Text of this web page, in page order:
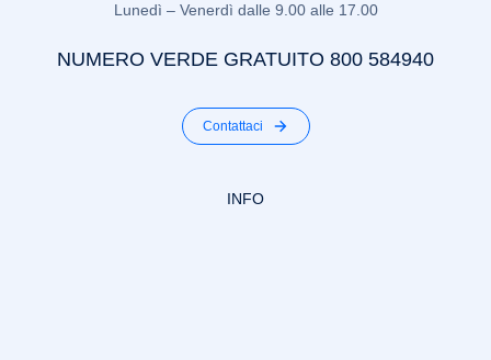
Lunedì – Venerdì dalle 9.00 alle 17.00
NUMERO VERDE GRATUITO 800 584940
Contattaci
INFO